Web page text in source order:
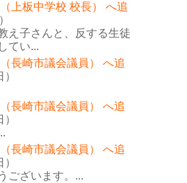
上板中学校 校長） へ追
え子さんと、反する生徒
てい...
長崎市議会議員） へ追
長崎市議会議員） へ追
長崎市議会議員） へ追
ございます。...